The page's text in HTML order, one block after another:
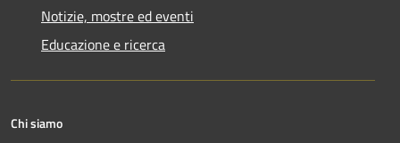
Notizie, mostre ed eventi
Educazione e ricerca
Chi siamo